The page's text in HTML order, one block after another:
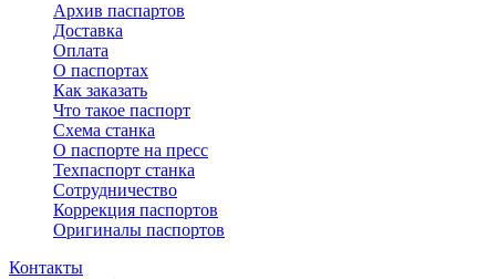
Архив паспартов
Доставка
Оплата
О паспортах
Как заказать
Что такое паспорт
Схема станка
О паспорте на пресс
Техпаспорт станка
Сотрудничество
Коррекция паспортов
Оригиналы паспортов
Контакты